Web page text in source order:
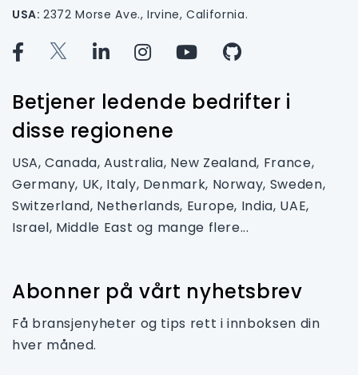
USA:2372 Morse Ave., Irvine, California.
Betjener ledende bedrifter i
disse regionene
USA, Canada, Australia, New Zealand, France,
Germany, UK, Italy, Denmark, Norway, Sweden,
Switzerland, Netherlands, Europe, India, UAE,
Israel, Middle East og mange flere...
Abonner på vårt nyhetsbrev
Få bransjenyheter og tips rett i innboksen din
hver måned.